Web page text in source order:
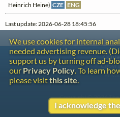
Heinrich Heine) CZE ENG
Last update: 2026-06-28 18:45:56
We use cookies for internal
needed advertising revenue.
support us by turning off ad-
our Privacy Policy. To learn
please visitthis site.
I acknowledge
Copyright © 2026
Site redesign by